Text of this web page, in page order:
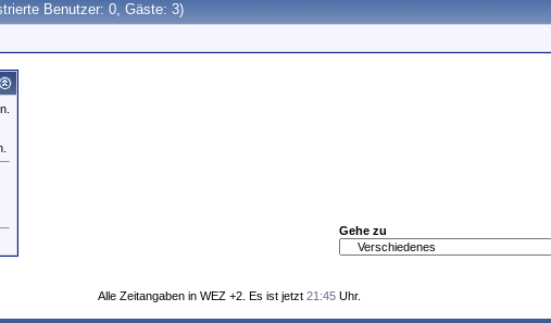
Benutzer: 0, Gäste: 3)
Gehe zu
Alle Zeitangaben in WEZ +2. Es ist jetzt 21:45 Uhr.